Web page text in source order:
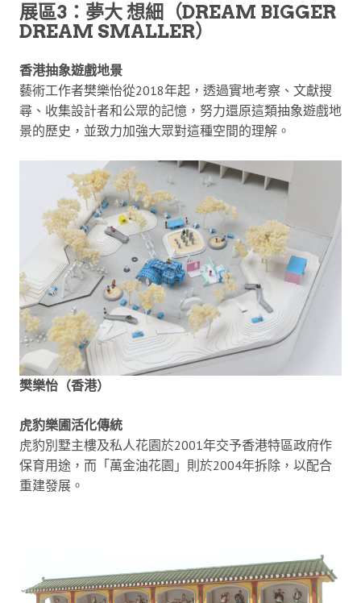
展區3：夢大 想細（DREAM BIGGER
DREAM SMALLER）
香港抽象遊戲地景
藝術工作者樊樂怡從2018年起，透過實地考察、文獻搜
尋、收集設計者和公眾的記憶，努力還原這類抽象遊戲地
景的歷史，並致力加強大眾對這種空間的理解。
樊樂怡（香港）
虎豹樂圃活化傳統
虎豹別墅主樓及私人花園於2001年交予香港特區政府作
保育用途，而「萬金油花園」則於2004年拆除，以配合
重建發展。